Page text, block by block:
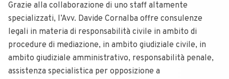
Grazie alla collaborazione di uno staff altamente
specializzati, l’Avv. Davide Cornalba offre consulenze
legali in materia di responsabilità civile in ambito di
procedure di mediazione, in ambito giudiziale civile, in
ambito giudiziale amministrativo, responsabilità penale,
assistenza specialistica per opposizione a